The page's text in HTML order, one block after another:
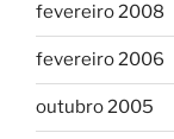
fevereiro 2008
fevereiro 2006
outubro 2005